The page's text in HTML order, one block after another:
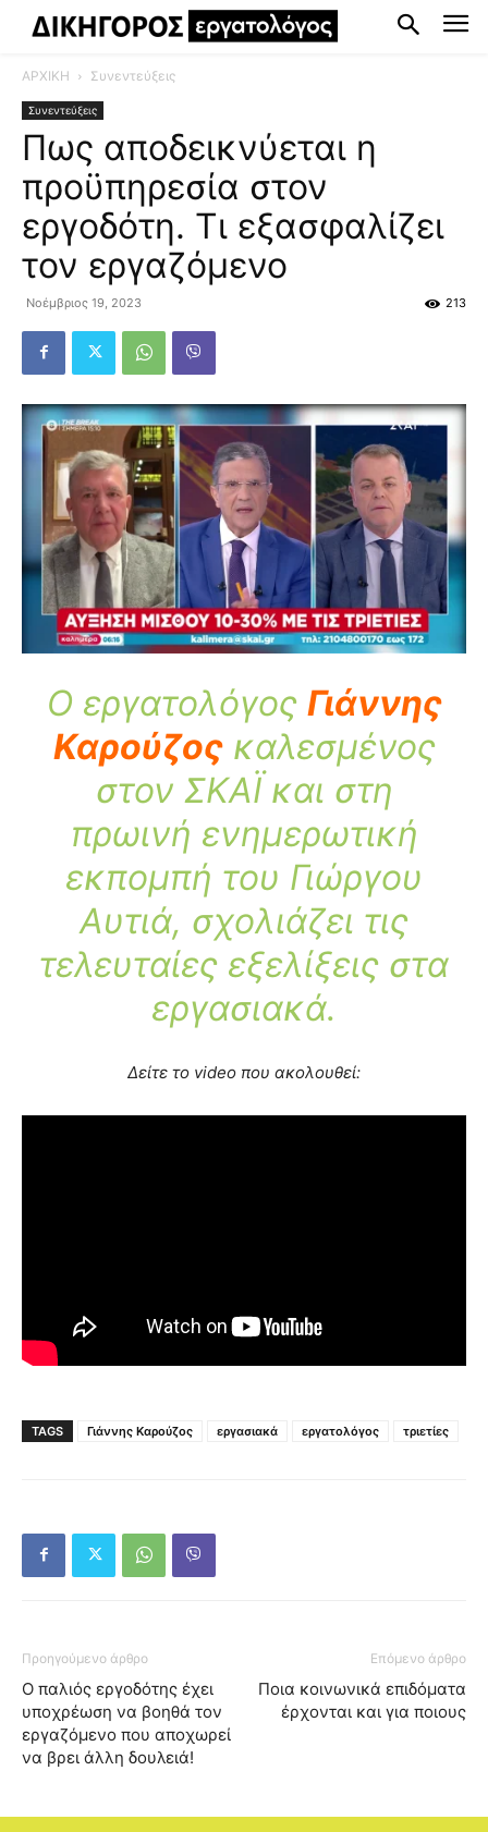
ΑΡΧΙΚΗ Συνεντεύξεις
Συνεντεύξεις
Πως αποδεικνύεται η
προϋπηρεσία στον
εργοδότη. Τι εξασφαλίζει
τον εργαζόμενο
Νοέμβριος 19, 2023 213
Ο εργατολόγος Γιάννης
Καρούζοςκαλεσμένος
στον ΣΚΑΪ και στη
πρωινή ενημερωτική
εκπομπή του Γιώργου
Αυτιά, σχολιάζει τις
τελευταίες εξελίξεις στα
εργασιακά.
Δείτε το video που ακολουθεί:
TAGS Γιάννης Καρούζος εργασιακά εργατολόγος τριετίες
Προηγούμενο άρθρο
Ο παλιός εργοδότης έχει
υποχρέωση να βοηθά τον
εργαζόμενο που αποχωρεί
να βρει άλλη δουλειά!
Επόμενο άρθρο
Ποια κοινωνικά επιδόματα
έρχονται και για ποιους